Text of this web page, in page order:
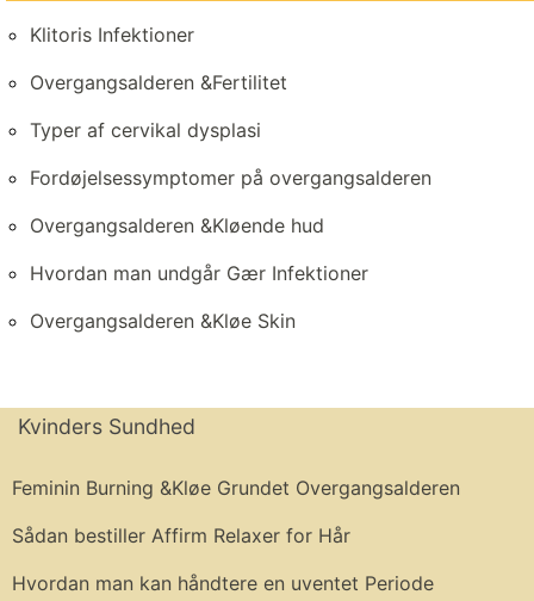
Klitoris Infektioner
Overgangsalderen &Fertilitet
Typer af cervikal dysplasi
Fordøjelsessymptomer på overgangsalderen
Overgangsalderen &Kløende hud
Hvordan man undgår Gær Infektioner
Overgangsalderen &Kløe Skin
Kvinders Sundhed
Feminin Burning &Kløe Grundet Overgangsalderen
Sådan bestiller Affirm Relaxer for Hår
Hvordan man kan håndtere en uventet Periode